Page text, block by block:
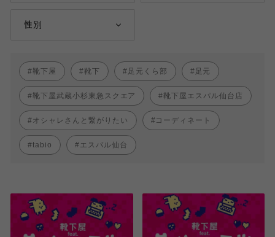
性別
靴下屋 靴下 足元くら部 足元
靴下屋武蔵小杉東急スクエア 靴下屋エスパル仙台店
オシャレさんと繋がりたい コーディネート
tabio エスパル仙台